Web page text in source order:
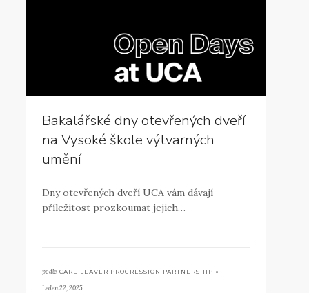
Bakalářské dny otevřených dveří
na Vysoké škole výtvarných
umění
Dny otevřených dveří UCA vám dávají
příležitost prozkoumat jejich…
podle CARE LEAVER PROGRESSION PARTNERSHIP •
Leden 22, 2025